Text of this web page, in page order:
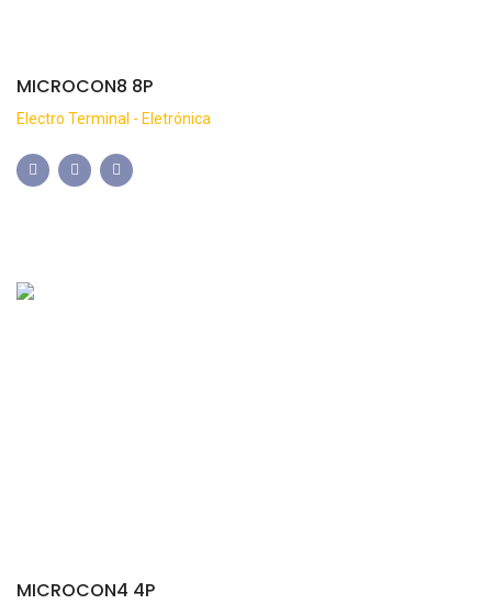
MICROCON8 8P
Electro Terminal - Eletrónica
MICROCON4 4P